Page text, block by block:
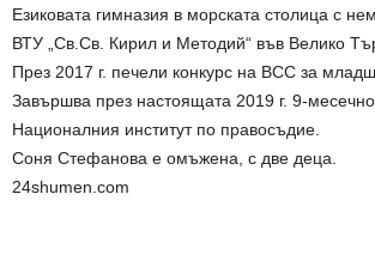
Езиковата гимназия в морската столица с
ВТУ „Св.Св. Кирил и Методий“ във Велико
През 2017 г. печели конкурс на ВСС за
Завършва през настоящата 2019 г. 9-
Националния институт по правосъдие.
Соня Стефанова е омъжена, с две деца.
24shumen.com